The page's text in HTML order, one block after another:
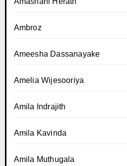
Ambroz
Ameesha Dassanayake
Amelia Wijesooriya
Amila Indrajith
Amila Kavinda
Amila Muthugala